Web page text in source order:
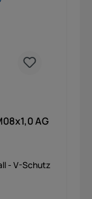
AG
- V-Schutz